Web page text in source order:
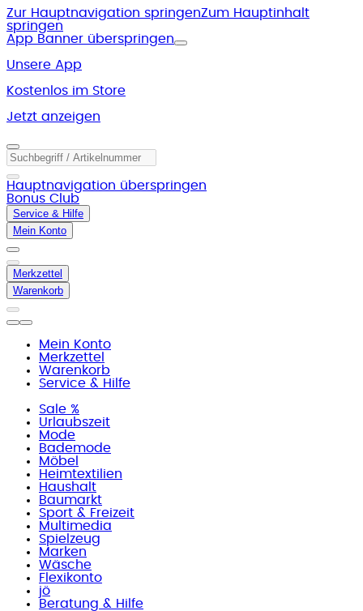
Zur Hauptnavigation springenZum Hauptinhalt
springen
App Banner überspringen
Unsere App
Kostenlos im Store
Jetzt anzeigen
Hauptnavigation überspringen
Bonus Club
Service & Hilfe
Mein Konto
Merkzettel
Warenkorb
Mein Konto
Merkzettel
Warenkorb
Service & Hilfe
Sale %
Urlaubszeit
Mode
Bademode
Möbel
Heimtextilien
Haushalt
Baumarkt
Sport & Freizeit
Multimedia
Spielzeug
Marken
Wäsche
Flexikonto
jö
Beratung & Hilfe